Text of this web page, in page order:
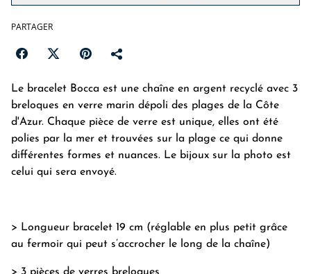
PARTAGER
Le bracelet Bocca est une chaîne en argent recyclé avec 3
breloques en verre marin dépoli des plages de la Côte
d'Azur. Chaque pièce de verre est unique, elles ont été
polies par la mer et trouvées sur la plage ce qui donne
différentes formes et nuances. Le bijoux sur la photo est
celui qui sera envoyé.
> Longueur bracelet 19 cm (réglable en plus petit grâce
au fermoir qui peut s’accrocher le long de la chaîne)